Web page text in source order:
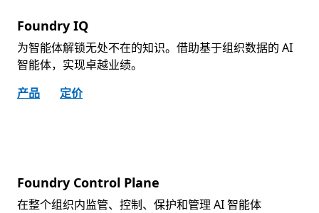
Foundry IQ
为智能体解锁无处不在的知识。借助基于组织数据的 AI
智能体，实现卓越业绩。
产品
定价
Foundry Control Plane
在整个组织内监管、控制、保护和管理 AI 智能体